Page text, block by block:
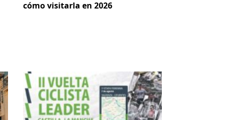
cómo visitarla en 2026